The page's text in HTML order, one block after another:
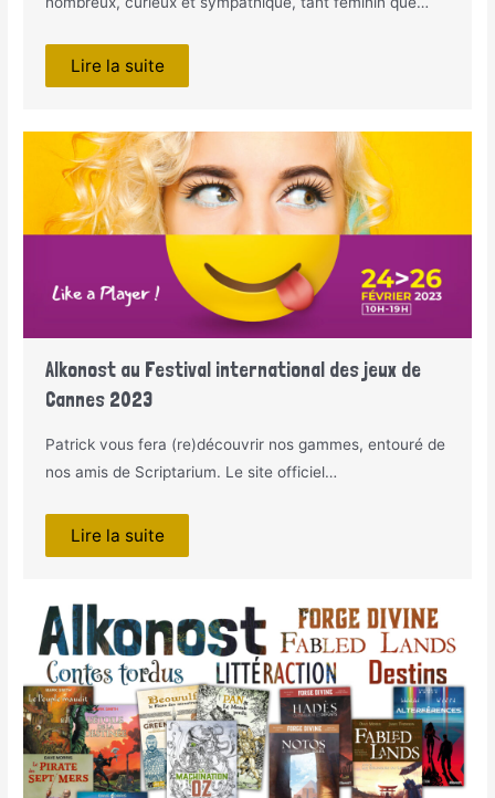
Lire la suite
Alkonost au Festival international des jeux de
Cannes 2023
Patrick vous fera (re)découvrir nos gammes, entouré de
nos amis de Scriptarium. Le site officiel…
Lire la suite